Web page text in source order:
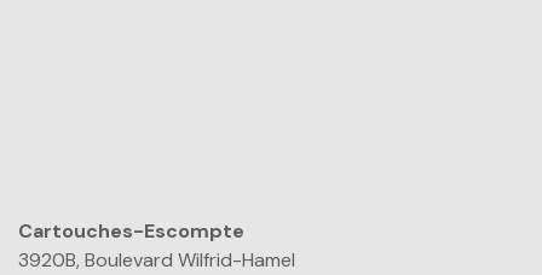
Cartouches-Escompte
3920B, Boulevard Wilfrid-Hamel